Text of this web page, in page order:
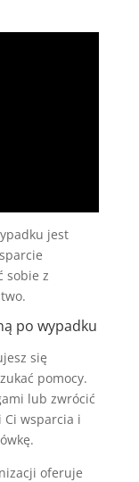
jest
sobie z
po wypadku
się
pomocy.
lub zwrócić
wsparcia i
oferuje